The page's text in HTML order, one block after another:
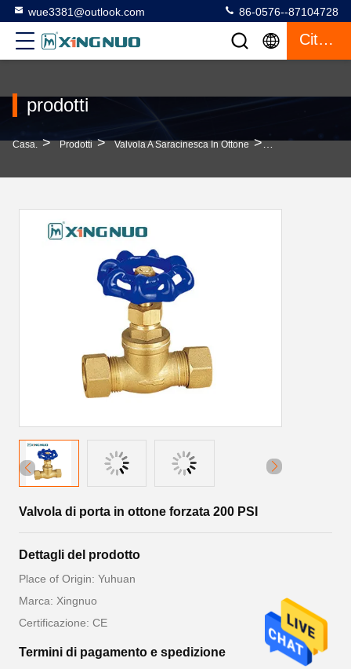
wue3381@outlook.com 86-0576--87104728
Citazione
prodotti
Casa. > Prodotti > Valvola A Saracinesca In Ottone >
Valvola di porta in ottone forzata 200 PSI
Dettagli del prodotto
Place of Origin: Yuhuan
Marca: Xingnuo
Certificazione: CE
Termini di pagamento e spedizione